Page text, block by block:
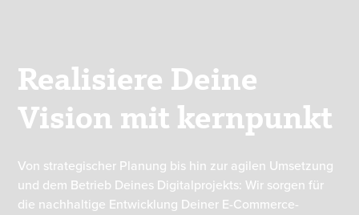
Realisiere Deine
Vision mit kernpunkt
Von strategischer Planung bis hin zur agilen Umsetzung
und dem Betrieb Deines Digitalprojekts: Wir sorgen für
die nachhaltige Entwicklung Deiner E-Commerce-